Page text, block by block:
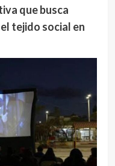
que busca
tejido social en